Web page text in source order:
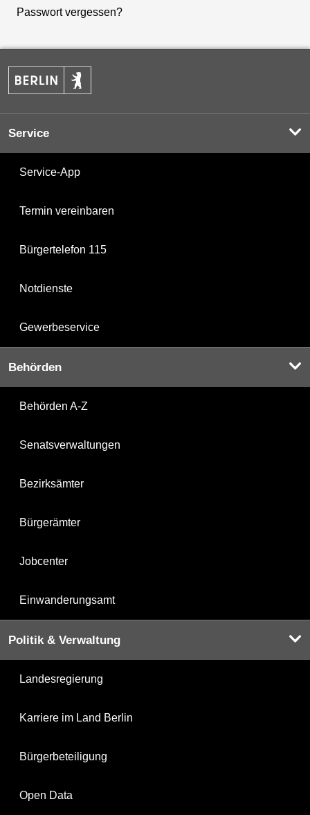
Passwort vergessen?
Service
Service-App
Termin vereinbaren
Bürgertelefon 115
Notdienste
Gewerbeservice
Behörden
Behörden A-Z
Senatsverwaltungen
Bezirksämter
Bürgerämter
Jobcenter
Einwanderungsamt
Politik & Verwaltung
Landesregierung
Karriere im Land Berlin
Bürgerbeteiligung
Open Data